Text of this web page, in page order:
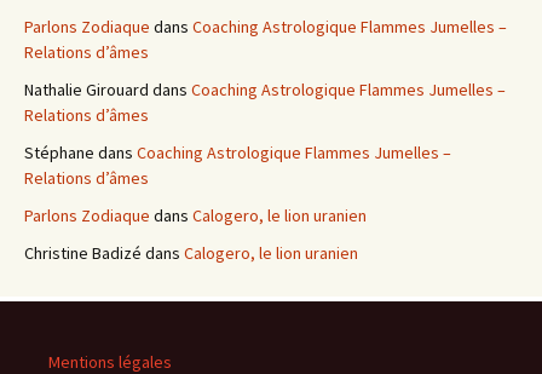
Parlons Zodiaque dans Coaching Astrologique Flammes Jumelles –
Relations d’âmes
Nathalie Girouard dans Coaching Astrologique Flammes Jumelles –
Relations d’âmes
Stéphane dans Coaching Astrologique Flammes Jumelles –
Relations d’âmes
Parlons Zodiaque dans Calogero, le lion uranien
Christine Badizé dans Calogero, le lion uranien
Mentions légales